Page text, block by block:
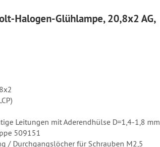
Halogen-Glühlampe, 20,8x2 AG,
Leitungen mit Aderendhülse D=1,4-1,8 mm
509151
/ Durchgangslöcher für Schrauben M2,5